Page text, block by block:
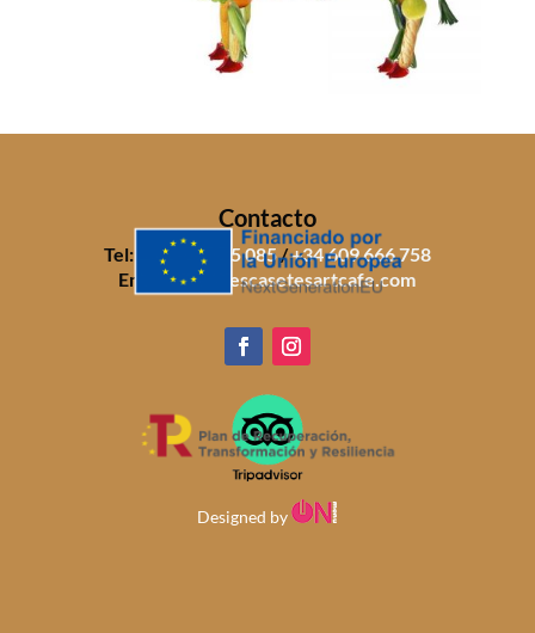
Contacto
Tel: +34 971 805 085/+34 609 666 758
Email:info@sescasetesartcafe.com
Designed by